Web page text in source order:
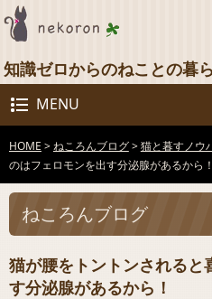
知識ゼロからのねことの
MENU
HOME >ねころんブログ>猫と暮すノウ
のはフェロモンを出す分泌腺があるから！
ねころんブログ
猫が腰をトントンされると
す分泌腺があるから！